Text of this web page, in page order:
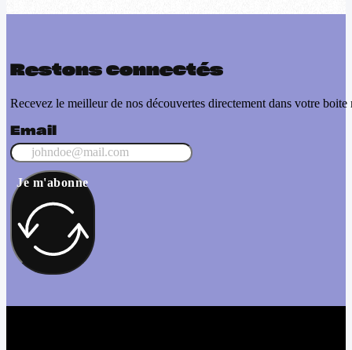
Restons connectés
Recevez le meilleur de nos découvertes directement dans votre boite
Email
Je m'abonne